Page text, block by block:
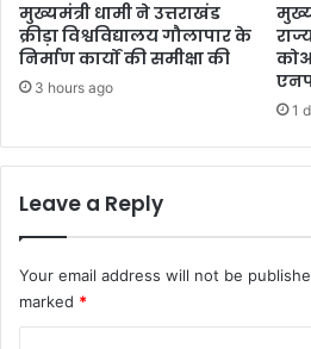
मुख्यमंत्री धामी ने उत्तराखंड
क्रीड़ा विश्वविद्यालय गौलापार के
निर्माण कार्यों की समीक्षा की
3 hours ago
1
Leave a Reply
Your email address will not be
marked *